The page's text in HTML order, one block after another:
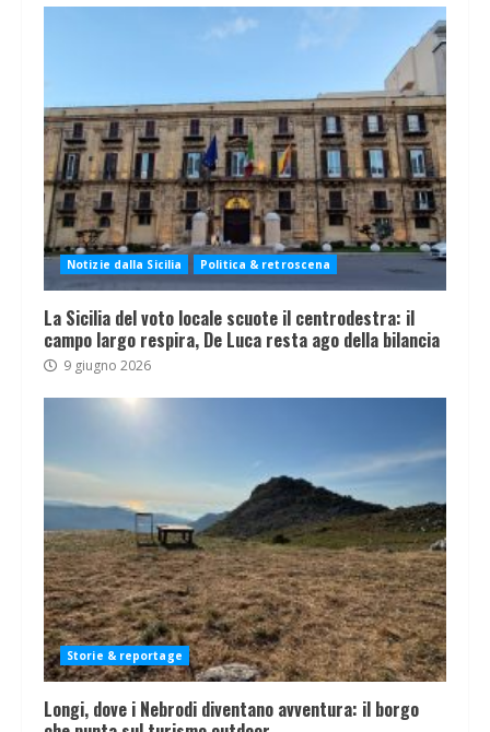
Notizie dalla Sicilia Politica & retroscena
La Sicilia del voto locale scuote il centrodestra: il
campo largo respira, De Luca resta ago della bilancia
9 giugno 2026
Storie & reportage
Longi, dove i Nebrodi diventano avventura: il borgo